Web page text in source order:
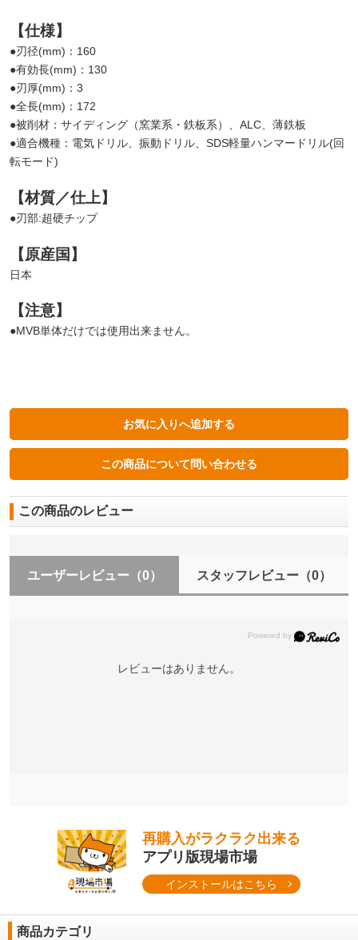
【仕様】
●刃径(mm)：160
●有効長(mm)：130
●刃厚(mm)：3
●全長(mm)：172
●被削材：サイディング（窯業系・鉄板系）、ALC、薄鉄板
●適合機種：電気ドリル、振動ドリル、SDS軽量ハンマードリル(回
転モード)
【材質／仕上】
●刃部:超硬チップ
【原産国】
日本
【注意】
●MVB単体だけでは使用出来ません。
この商品のレビュー
ユーザーレビュー （0） スタッフレビュー（0）
レビューはありません。
再購入がラクラク出来る
アプリ版現場市場
インストールはこちら
商品カテゴリ